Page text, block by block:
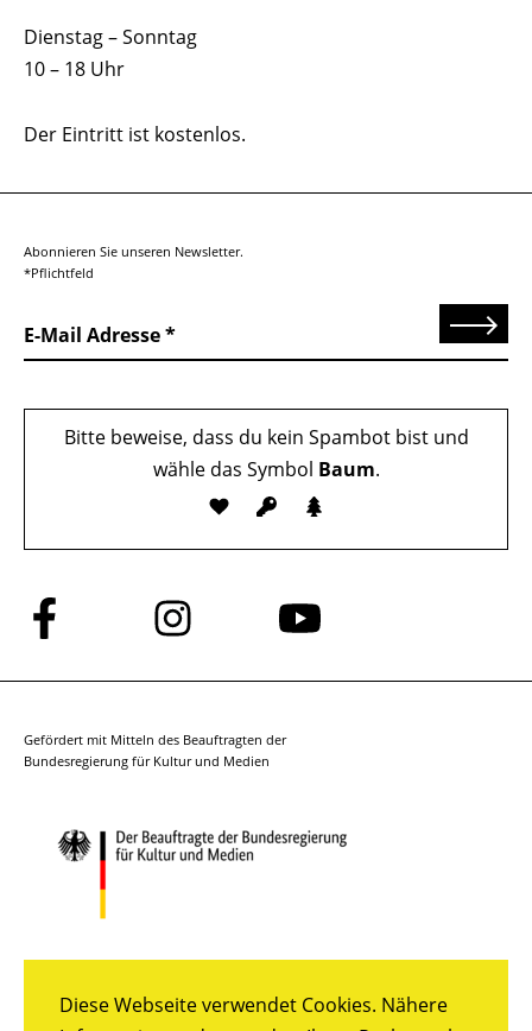
Diese Webseite verwendet Cookies. Nähere
Dienstag – Sonntag
10 – 18 Uhr
Der Eintritt ist kostenlos.
Abonnieren Sie unseren Newsletter.
*Pflichtfeld
E-Mail Adresse Senden
Bitte beweise, dass du kein Spambot bist und
wähle das Symbol Baum.
Folge
uns
auf
Folge
uns
auf
Folge
auf
Gefördert mit Mitteln des Beauftragten der
Bundesregierung für Kultur und Medien